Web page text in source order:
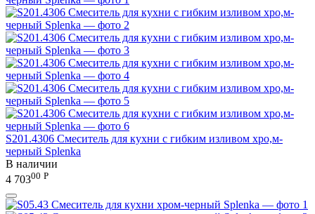
S201.4306 Смеситель для кухни с гибким изливом хро,м-
черный Splenka
В наличии
4 70300 Р